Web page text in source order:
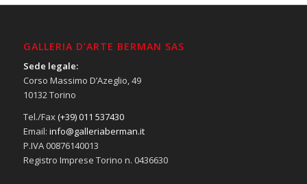
GALLERIA D’ARTE BERMAN SAS
Sede legale:
Corso Massimo D’Azeglio, 49
10132 Torino
Tel./Fax(+39) 011 537430
Email: info@galleriaberman.it
P.IVA 00876140013
Registro Imprese Torino n. 0436630